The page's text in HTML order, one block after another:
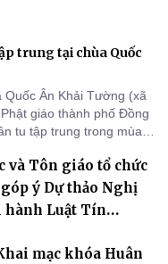
trung tại chùa Quốc
Quốc Ân Khải Tường (xã
giáo thành phố Đồng
tu tập trung trong mùa
Ân Khải Tường.
và Tôn giáo tổ chức
ý Dự thảo Nghị
hành Luật Tín
mạc khóa Huân